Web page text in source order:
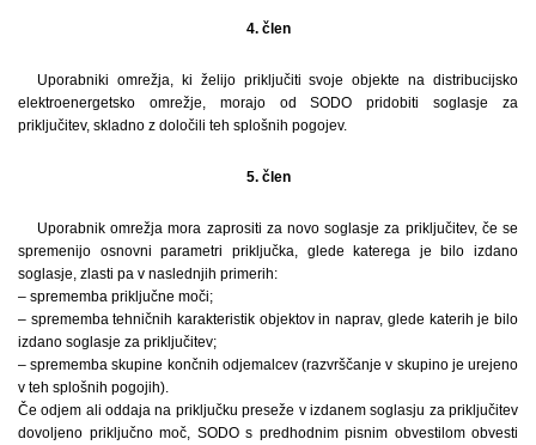
4. člen
Uporabniki omrežja, ki želijo priključiti svoje objekte na distribucijsko
elektroenergetsko omrežje, morajo od SODO pridobiti soglasje za
priključitev, skladno z določili teh splošnih pogojev.
5. člen
Uporabnik omrežja mora zaprositi za novo soglasje za priključitev, če se
spremenijo osnovni parametri priključka, glede katerega je bilo izdano
soglasje, zlasti pa v naslednjih primerih:
– sprememba priključne moči;
– sprememba tehničnih karakteristik objektov in naprav, glede katerih je bilo
izdano soglasje za priključitev;
– sprememba skupine končnih odjemalcev (razvrščanje v skupino je urejeno
v teh splošnih pogojih).
Če odjem ali oddaja na priključku preseže v izdanem soglasju za priključitev
dovoljeno priključno moč, SODO s predhodnim pisnim obvestilom obvesti